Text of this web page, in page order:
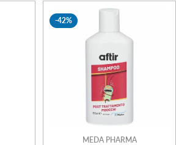
-42%
MEDA PHARMA